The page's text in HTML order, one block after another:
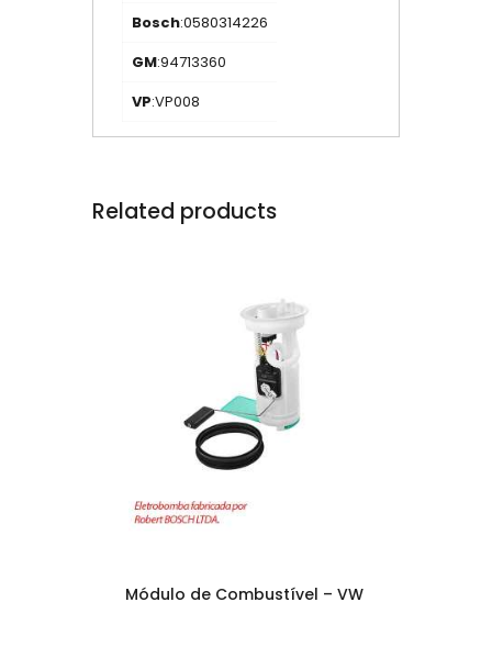
Bosch:0580314226
GM:94713360
VP:VP008
Related products
Módulo de Combustível – VW